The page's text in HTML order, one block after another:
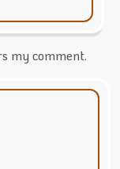
my comment.